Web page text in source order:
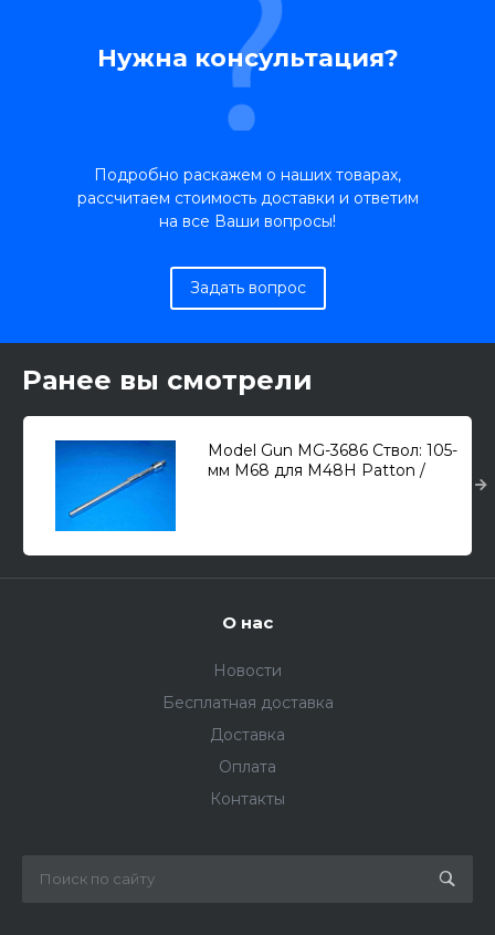
Нужна консультация?
Подробно раскажем о наших товарах,
рассчитаем стоимость доставки и ответим
на все Ваши вопросы!
Задать вопрос
Ранее вы смотрели
Model Gun MG-3686 Ствол: 105-
мм M68 для M48H Patton /
О нас
Новости
Бесплатная доставка
Доставка
Оплата
Контакты